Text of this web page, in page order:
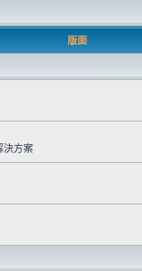
版面
決方案